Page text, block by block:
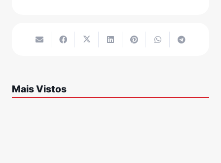
Mais Vistos